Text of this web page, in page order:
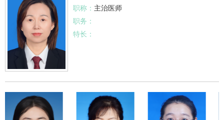
职称： 主治医师
职务：
特长：